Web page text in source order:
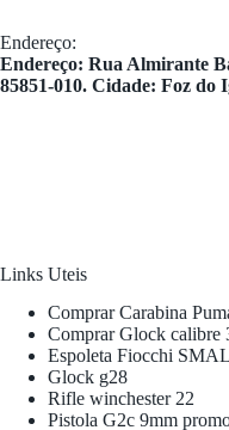
Endereço:
​Endereço: Rua Almirante
85851-010. Cidade: Foz do
Links Uteis
Comprar Carabina
Comprar Glock calibre
Espoleta Fiocchi
Glock g28
Rifle winchester 22
Pistola G2c 9mm